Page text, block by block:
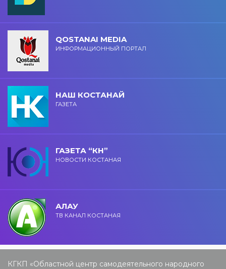
QOSTANAI MEDIA
ИНФОРМАЦИОННЫЙ ПОРТАЛ
НАШ КОСТАНАЙ
ГАЗЕТА
ГАЗЕТА “КН”
НОВОСТИ КОСТАНАЯ
АЛАУ
ТВ КАНАЛ КОСТАНАЯ
КГКП «Областной центр самодеятельного народного